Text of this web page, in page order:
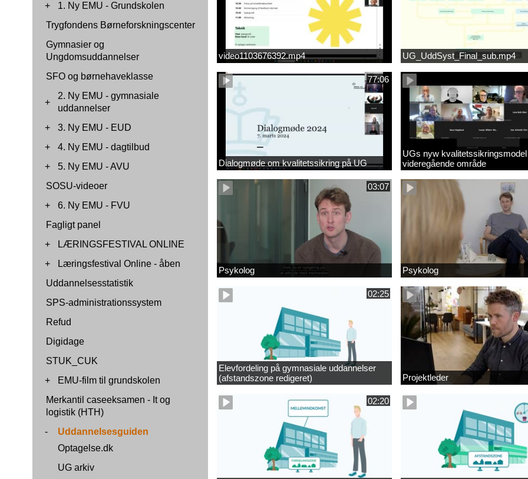
+
1. Ny EMU - Grundskolen
Trygfondens Børneforskningscenter
Gymnasier og
Ungdomsuddannelser
SFO og børnehaveklasse
+
2. Ny EMU - gymnasiale
uddannelser
+
3. Ny EMU - EUD
+
4. Ny EMU - dagtilbud
+
5. Ny EMU - AVU
SOSU-videoer
+
6. Ny EMU - FVU
Fagligt panel
+
LÆRINGSFESTIVAL ONLINE
+
Læringsfestival Online - åben
Uddannelsesstatistik
SPS-administrationssystem
Refud
Digidage
STUK_CUK
+
EMU-film til grundskolen
Merkantil caseeksamen - It og
logistik (HTH)
-
Uddannelsesguiden
Optagelse.dk
UG arkiv
video1103676392.mp4 UG_UddSyst_Final_sub.mp4
77:06
Dialogmøde om kvalitetssikring på UG
UGs nyw
videregående område
03:07
Psykolog Psykolog
02:25
Elevfordeling på gymnasiale uddannelser
(afstandszone redigeret)
Projektleder
02:20